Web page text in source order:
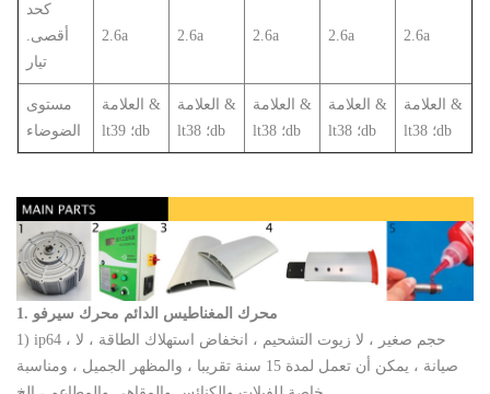
كحد
أقصى.
تيار
2.6a 2.6a 2.6a 2.6a 2.6a
مستوى
الضوضاء
العلامة &
lt؛ 39db
العلامة &
lt؛ 38db
العلامة &
lt؛ 38db
العلامة &
lt؛ 38db
العلامة &
lt؛ 38db
1. محرك المغناطيس الدائم محرك سيرفو
1) ip64 ، حجم صغير ، لا زيوت التشحيم ، انخفاض استهلاك الطاقة ، لا
صيانة ، يمكن أن تعمل لمدة 15 سنة تقريبا ، والمظهر الجميل ، ومناسبة